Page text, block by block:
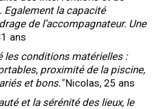
Egalement la capacité
de l’accompagnateur. Une
ans
les conditions matérielles :
proximité de la piscine,
et bons."Nicolas, 25 ans
et la sérénité des lieux, le